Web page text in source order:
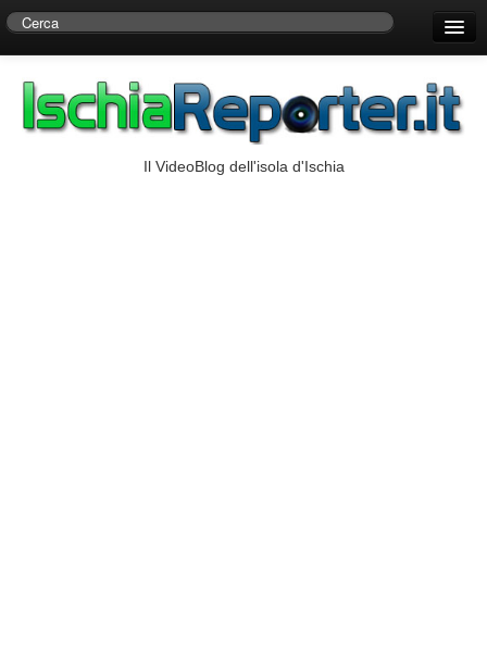
Centro di Ricerche Storiche D’Ambra
Il VideoBlog dell'isola d'Ischia